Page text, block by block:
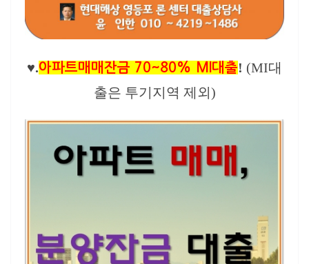
♥.아파트매매잔금 70~80% MI대출! (MI대
출은 투기지역 제외)